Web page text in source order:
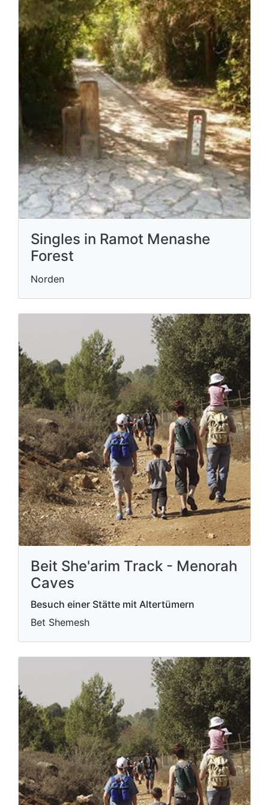
Singles in Ramot Menashe
Forest
Norden
Beit She'arim Track - Menorah
Caves
Besuch einer Stätte mit Altertümern
Bet Shemesh